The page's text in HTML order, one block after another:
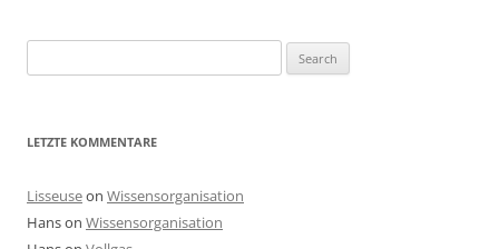
for:
LETZTE KOMMENTARE
Lisseuseon Wissensorganisation
Hanson Wissensorganisation